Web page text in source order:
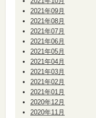
2021年09月
2021年08月
2021年07月
2021年06月
2021年05月
2021年04月
2021年03月
2021年02月
2021年01月
2020年12月
2020年11月